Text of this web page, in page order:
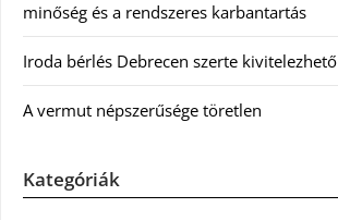
minőség és a rendszeres karbantartás
Iroda bérlés Debrecen szerte kivitelezhető
A vermut népszerűsége töretlen
Kategóriák